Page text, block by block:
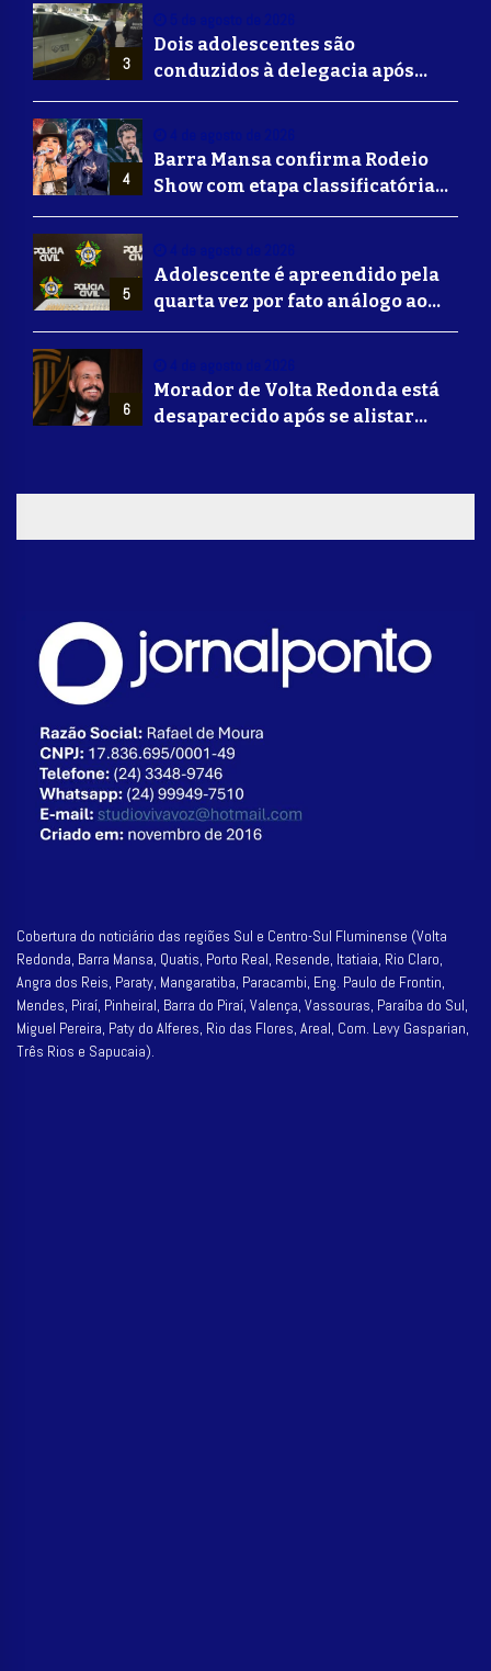
3
Dois adolescentes são
conduzidos à delegacia após
suposta agressão a idoso em
4
Barra Mansa confirma Rodeio
Show com etapa classificatória
para Barretos e grandes nomes
5
Adolescente é apreendido pela
quarta vez por fato análogo ao
tráfico de drogas durante
Barra Mansa
6
Morador de Volta Redonda está
desaparecido após se alistar
Cobertura do noticiário das regiões Sul e Centro-Sul Fluminense (Volta
Redonda, Barra Mansa, Quatis, Porto Real, Resende, Itatiaia, Rio Claro,
Angra dos Reis, Paraty, Mangaratiba, Paracambi, Eng. Paulo de Frontin,
Mendes, Piraí, Pinheiral, Barra do Piraí, Valença, Vassouras, Paraíba do Sul,
Miguel Pereira, Paty do Alferes, Rio das Flores, Areal, Com. Levy Gasparian,
Três Rios e Sapucaia).